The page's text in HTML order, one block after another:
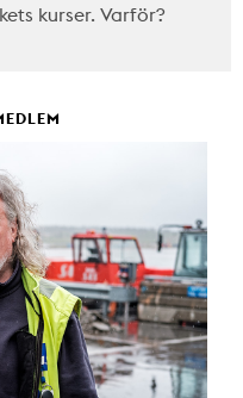
kurser. Varför?